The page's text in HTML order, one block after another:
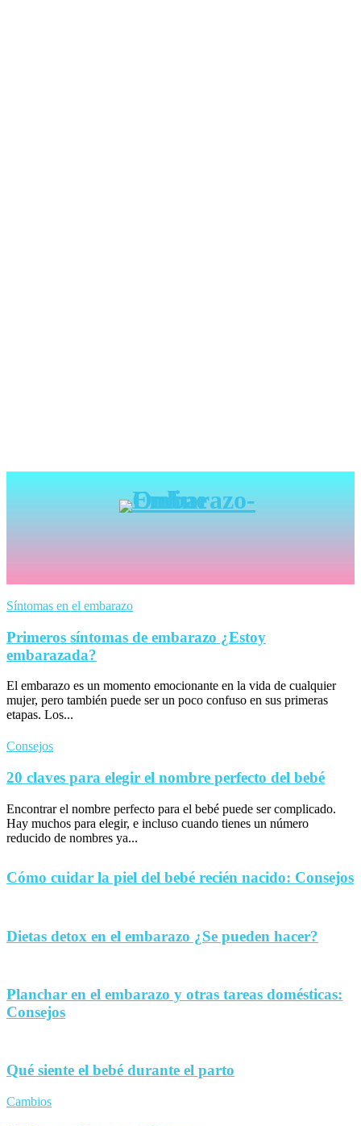
Síntomas en el embarazo
Primeros síntomas de embarazo ¿Estoy
embarazada?
El embarazo es un momento emocionante en la vida de cualquier
mujer, pero también puede ser un poco confuso en sus primeras
etapas. Los...
Consejos
20 claves para elegir el nombre perfecto del bebé
Encontrar el nombre perfecto para el bebé puede ser complicado.
Hay muchos para elegir, e incluso cuando tienes un número
reducido de nombres ya...
Cómo cuidar la piel del bebé recién nacido: Consejos
Dietas detox en el embarazo ¿Se pueden hacer?
Planchar en el embarazo y otras tareas domésticas:
Consejos
Qué siente el bebé durante el parto
Cambios